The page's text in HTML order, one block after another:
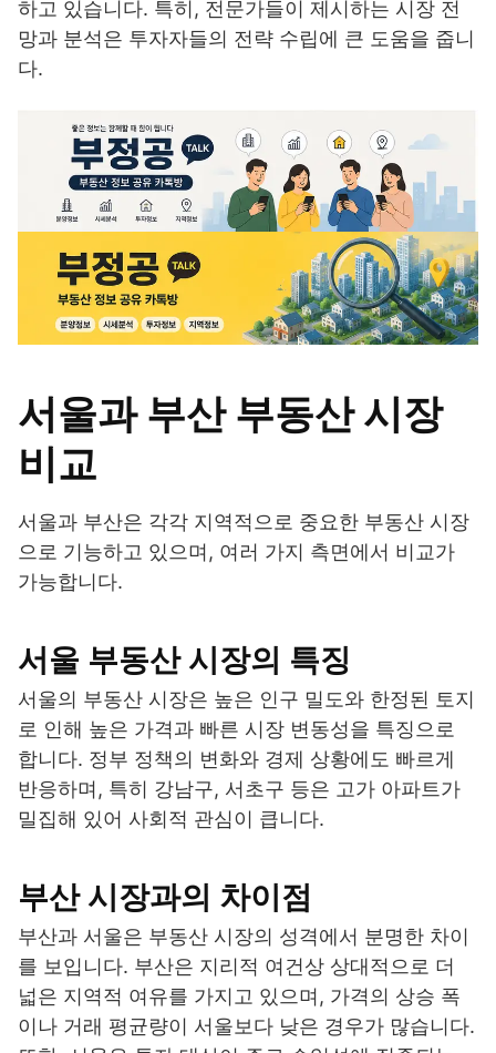
하고 있습니다. 특히, 전문가들이 제시하는 시장 전
망과 분석은 투자자들의 전략 수립에 큰 도움을 줍니
다.
서울과 부산 부동산 시장
비교
서울과 부산은 각각 지역적으로 중요한 부동산 시장
으로 기능하고 있으며, 여러 가지 측면에서 비교가
가능합니다.
서울 부동산 시장의 특징
서울의 부동산 시장은 높은 인구 밀도와 한정된 토지
로 인해 높은 가격과 빠른 시장 변동성을 특징으로
합니다. 정부 정책의 변화와 경제 상황에도 빠르게
반응하며, 특히 강남구, 서초구 등은 고가 아파트가
밀집해 있어 사회적 관심이 큽니다.
부산 시장과의 차이점
부산과 서울은 부동산 시장의 성격에서 분명한 차이
를 보입니다. 부산은 지리적 여건상 상대적으로 더
넓은 지역적 여유를 가지고 있으며, 가격의 상승 폭
이나 거래 평균량이 서울보다 낮은 경우가 많습니다.